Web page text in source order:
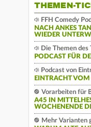
THEMEN-
FFH Comedy
NACH ANKES
WIEDER
Die Themen des
PODCAST FÜR
Podcast von
EINTRACHT
Vorarbeiten für
A45 IN
WOCHENENDE
Mehr Varianten